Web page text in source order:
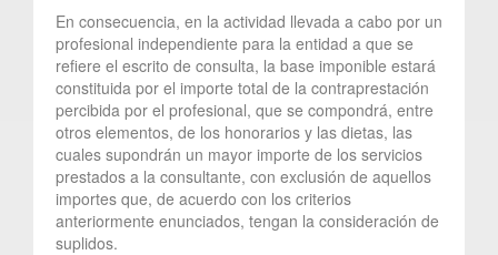
En consecuencia, en la actividad llevada a cabo por un
profesional independiente para la entidad a que se
refiere el escrito de consulta, la base imponible estará
constituida por el importe total de la contraprestación
percibida por el profesional, que se compondrá, entre
otros elementos, de los honorarios y las dietas, las
cuales supondrán un mayor importe de los servicios
prestados a la consultante, con exclusión de aquellos
importes que, de acuerdo con los criterios
anteriormente enunciados, tengan la consideración de
suplidos.